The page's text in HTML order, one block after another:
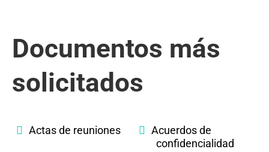
Documentos más
solicitados
Actas de reuniones
Acuerdos de
confidencialidad